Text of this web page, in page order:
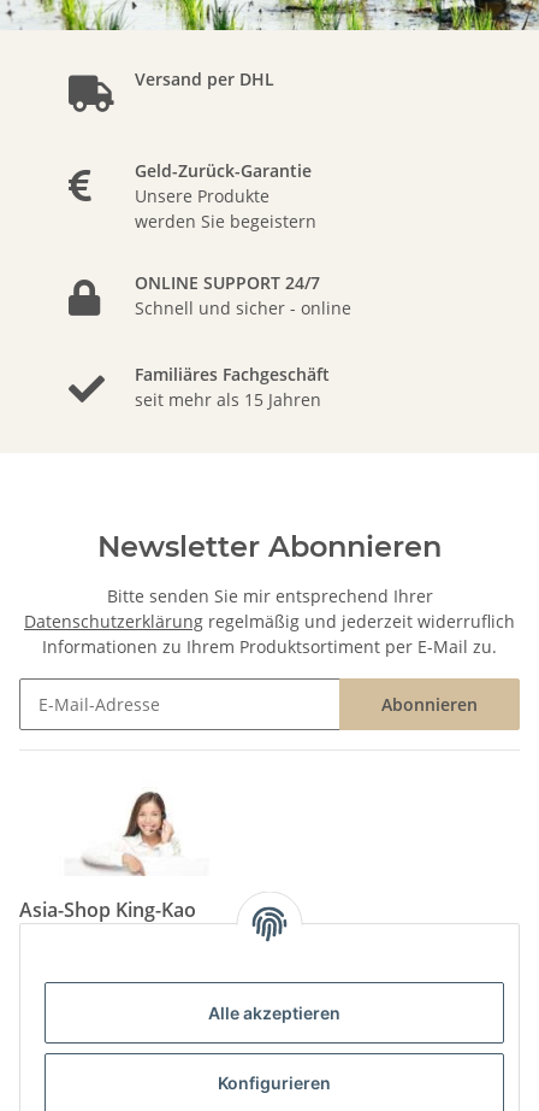
Alle akzeptieren
Konfigurieren
Versand per DHL
Geld-Zurück-Garantie
Unsere Produkte
werden Sie begeistern
ONLINE SUPPORT 24/7
Schnell und sicher - online
Familiäres Fachgeschäft
seit mehr als 15 Jahren
Newsletter Abonnieren
Bitte senden Sie mir entsprechend Ihrer
Datenschutzerklärung regelmäßig und jederzeit widerruflich
Informationen zu Ihrem Produktsortiment per E-Mail zu.
Abonnieren
Asia-Shop King-Kao
Tel: (06825) 499-104
info@king-kao.de
Öffnungszeiten (Mo-Sa.) 9:00 - 19:00
Gesetzliche Informationen